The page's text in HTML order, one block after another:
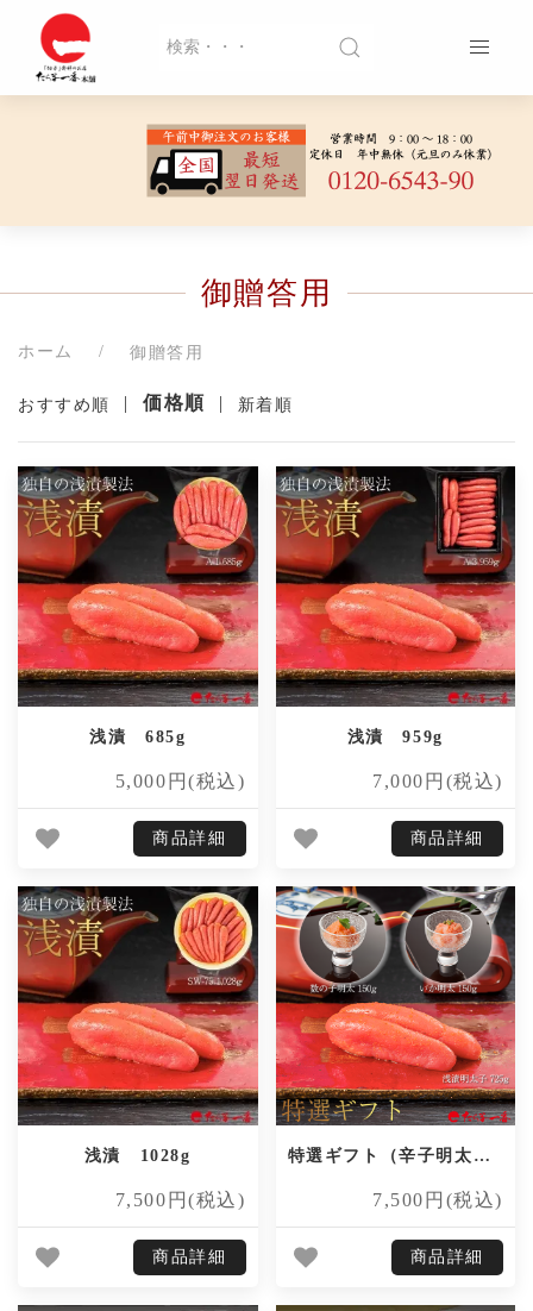
御贈答用
ホーム 御贈答用
おすすめ順 | 価格順 | 新着順
浅漬 685g
5,000円(税込)
商品詳細
浅漬 959g
7,000円(税込)
商品詳細
浅漬 1028g
7,500円(税込)
商品詳細
特選ギフト（辛子明太子・いか明太・数の子明太）
7,500円(税込)
商品詳細